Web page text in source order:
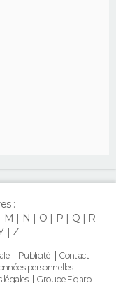
:
M N O P Q
R
Z
Publicité
Contact
personnelles
légales Groupe Figaro